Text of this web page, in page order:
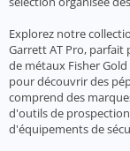
Explorez notre
Garrett AT Pro, parfait
de métaux Fisher
pour découvrir des
comprend des
d'outils de
d'équipements de